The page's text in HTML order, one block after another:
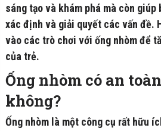
sáng tạo và khám phá mà còn
xác định và giải quyết các vấn đề.
vào các trò chơi với ống nhòm để
của trẻ.
Ống nhòm có an
không?
Ống nhòm là một công cụ rất hữu